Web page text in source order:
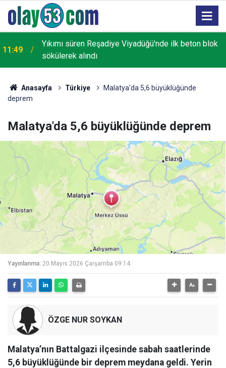
11:49
Yıkımı süren Reşadiye Viyadüğü'nde ilk beton blok
sökülerek alındı
Anasayfa Türkiye
Malatya'da 5,6 büyüklüğünde
deprem
Malatya'da 5,6 büyüklüğünde deprem
Yayınlanma: 20 Mayıs 2026 Çarşamba 09:14
ÖZGE NUR SOYKAN
Malatya’nın Battalgazi ilçesinde sabah saatlerinde
5,6 büyüklüğünde bir deprem meydana geldi. Yerin